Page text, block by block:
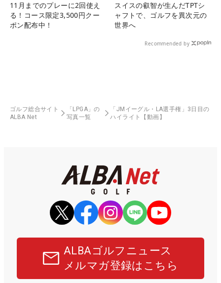
11月までのプレーに2回使え
る！コース限定3,500円クー
ポン配布中！
スイスの叡智が生んだTPTシ
ャフトで、ゴルフを異次元の
世界へ
Recommended by
ゴルフ総合サイト
ALBA Net
「LPGA」の
写真一覧
「JMイーグル・LA選手権」3日目の
ハイライト【動画】
ALBAゴルフニュース
メルマガ登録はこちら